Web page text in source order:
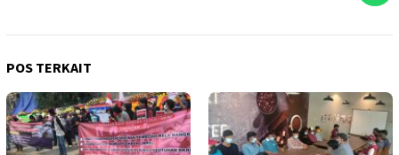
POS TERKAIT